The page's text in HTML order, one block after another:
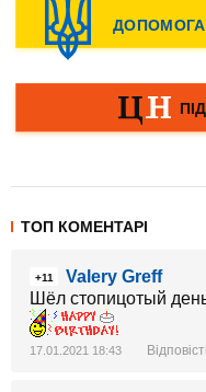
ТОП КОМЕНТАРІ
+11
Valery Greff
Шёл стопицотый
17.01.2021 18:43